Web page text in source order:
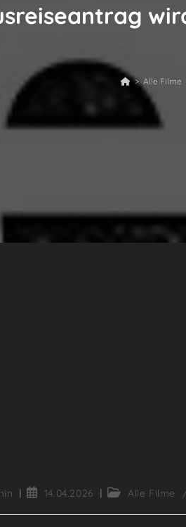
> Alle Filme
Beitrag14.04.2026
Beitrags-
Alle Filme